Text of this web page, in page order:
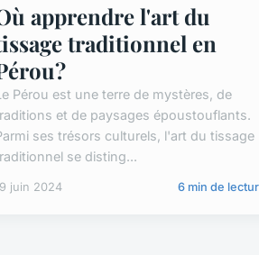
apprendre l'art du
traditionnel en
Pérou est une terre de mystères, de
et de paysages époustouflants.
ses trésors culturels, l'art du tissage
se disting...
juin 2024 6 min de